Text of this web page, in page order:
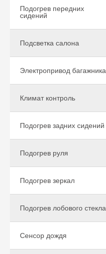
Подогрев передних
сидений
Подсветка салона
Электропривод багажника
Климат контроль
Подогрев задних сидений
Подогрев руля
Подогрев зеркал
Подогрев лобового стекла
Сенсор дождя